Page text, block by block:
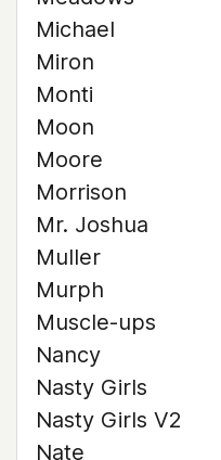
Michael
Miron
Monti
Moon
Moore
Morrison
Mr. Joshua
Muller
Murph
Muscle-ups
Nancy
Nasty Girls
Nasty Girls V2
Nate